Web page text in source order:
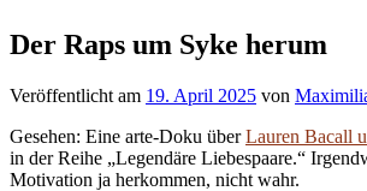
Der Raps um Syke herum
Veröffentlicht am 19. April 2025 von
Gesehen: Eine arte-Doku überLauren Bacall
in der Reihe „Legendäre Liebespaare.“
Motivation ja herkommen, nicht wahr.